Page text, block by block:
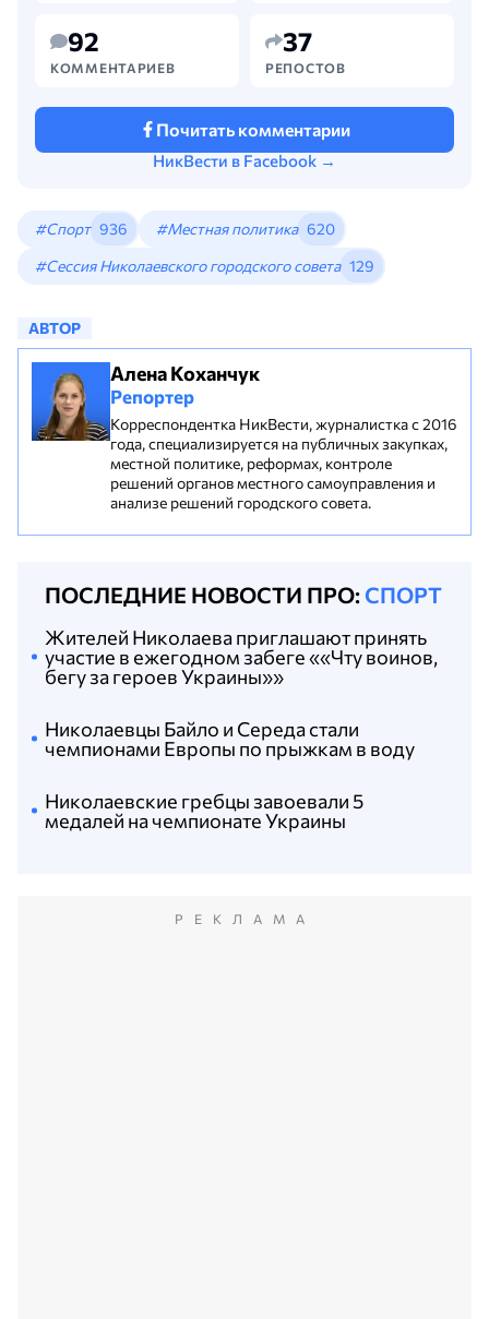
92
КОММЕНТАРИЕВ
37
РЕПОСТОВ
Почитать комментарии
НикВести в Facebook →
#Спорт 936 #Местная политика 620
#Сессия Николаевского городского совета 129
АВТОР
Алена Коханчук
Репортер
Корреспондентка НикВести, журналистка с 2016
года, специализируется на публичных закупках,
местной политике, реформах, контроле
решений органов местного самоуправления и
анализе решений городского совета.
ПОСЛЕДНИЕ НОВОСТИ ПРО: СПОРТ
Николаевские гребцы завоевали 5
медалей на чемпионате Украины
Николаевцы Байло и Середа стали
чемпионами Европы по прыжкам в воду
Жителей Николаева приглашают принять
участие в ежегодном забеге ««Чту воинов,
бегу за героев Украины»»
РЕКЛАМА